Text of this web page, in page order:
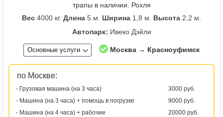
трапы в наличии. Рохля
Вес 4000 кг. Длина 5 м. Ширина 1,8 м. Высота 2,2 м.
Автопарк: Ивеко Дэйли
Основные услуги Москва → Красноуфимск
по Москве:
- Грузовая машина (на 3 часа)
3000 руб.
- Машина (на 3 часа) + помощь в погрузке
9000 руб.
- Машина (на 4 часа) + рабочие
20000 руб.